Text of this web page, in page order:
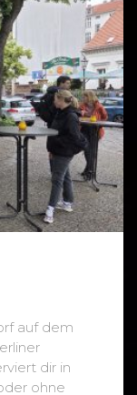
auf dem
dir in
ohne